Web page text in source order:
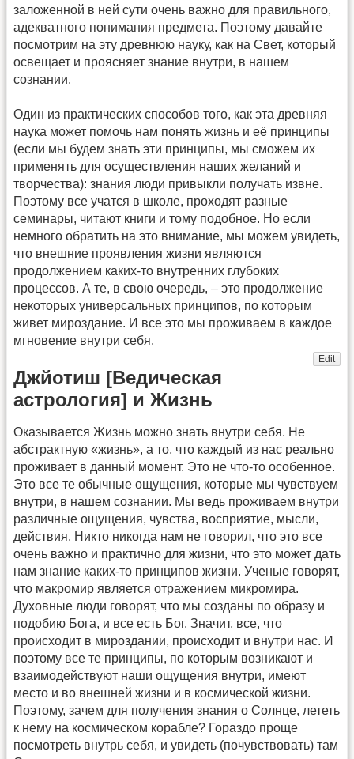
заложенной в ней сути очень важно для правильного,
адекватного понимания предмета. Поэтому давайте
посмотрим на эту древнюю науку, как на Свет, который
освещает и проясняет знание внутри, в нашем
сознании.
Один из практических способов того, как эта древняя
наука может помочь нам понять жизнь и её принципы
(если мы будем знать эти принципы, мы сможем их
применять для осуществления наших желаний и
творчества): знания люди привыкли получать извне.
Поэтому все учатся в школе, проходят разные
семинары, читают книги и тому подобное. Но если
немного обратить на это внимание, мы можем увидеть,
что внешние проявления жизни являются
продолжением каких-то внутренних глубоких
процессов. А те, в свою очередь, – это продолжение
некоторых универсальных принципов, по которым
живет мироздание. И все это мы проживаем в каждое
мгновение внутри себя.
Edit
Джйотиш [Ведическая
астрология] и Жизнь
Оказывается Жизнь можно знать внутри себя. Не
абстрактную «жизнь», а то, что каждый из нас реально
проживает в данный момент. Это не что-то особенное.
Это все те обычные ощущения, которые мы чувствуем
внутри, в нашем сознании. Мы ведь проживаем внутри
различные ощущения, чувства, восприятие, мысли,
действия. Никто никогда нам не говорил, что это все
очень важно и практично для жизни, что это может дать
нам знание каких-то принципов жизни. Ученые говорят,
что макромир является отражением микромира.
Духовные люди говорят, что мы созданы по образу и
подобию Бога, и все есть Бог. Значит, все, что
происходит в мироздании, происходит и внутри нас. И
поэтому все те принципы, по которым возникают и
взаимодействуют наши ощущения внутри, имеют
место и во внешней жизни и в космической жизни.
Поэтому, зачем для получения знания о Солнце, лететь
к нему на космическом корабле? Гораздо проще
посмотреть внутрь себя, и увидеть (почувствовать) там